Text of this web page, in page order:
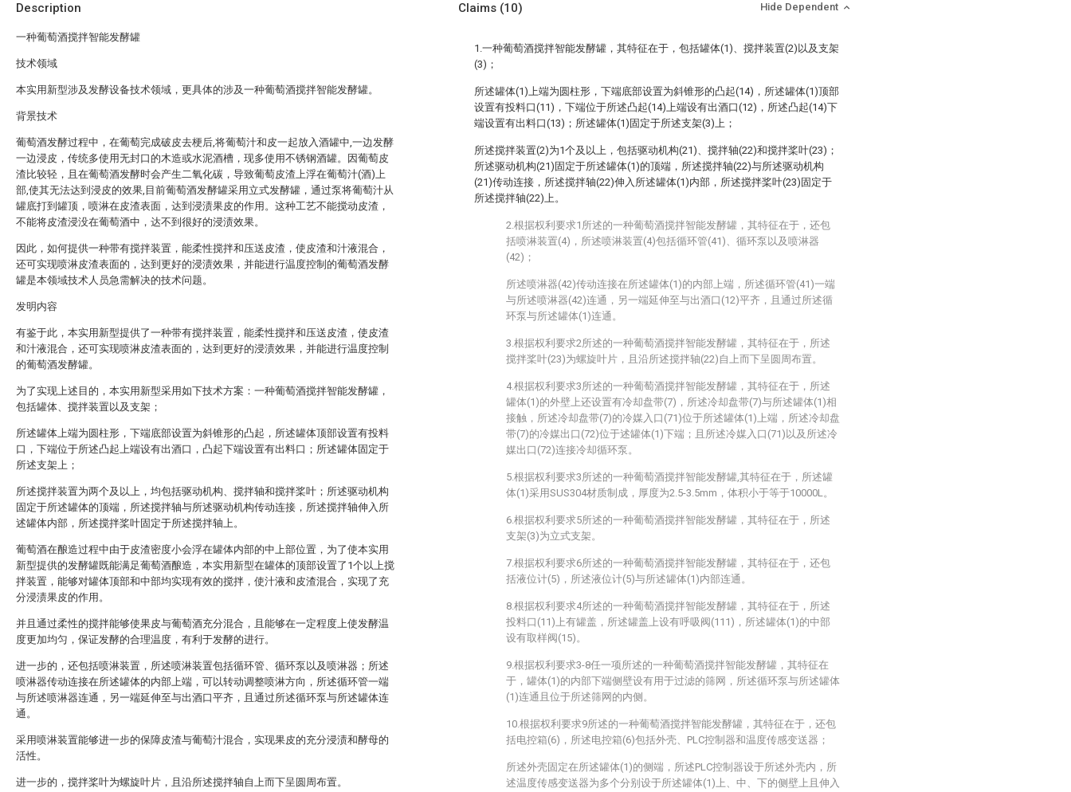
Description
一种葡萄酒搅拌智能发酵罐
技术领域
本实用新型涉及发酵设备技术领域，更具体的涉及一种葡萄酒搅拌智能发酵罐。
背景技术
葡萄酒发酵过程中，在葡萄完成破皮去梗后,将葡萄汁和皮一起放入酒罐中,一边发酵
一边浸皮，传统多使用无封口的木造或水泥酒槽，现多使用不锈钢酒罐。因葡萄皮
渣比较轻，且在葡萄酒发酵时会产生二氧化碳，导致葡萄皮渣上浮在葡萄汁(酒)上
部,使其无法达到浸皮的效果,目前葡萄酒发酵罐采用立式发酵罐，通过泵将葡萄汁从
罐底打到罐顶，喷淋在皮渣表面，达到浸渍果皮的作用。这种工艺不能搅动皮渣，
不能将皮渣浸没在葡萄酒中，达不到很好的浸渍效果。
因此，如何提供一种带有搅拌装置，能柔性搅拌和压送皮渣，使皮渣和汁液混合，
还可实现喷淋皮渣表面的，达到更好的浸渍效果，并能进行温度控制的葡萄酒发酵
罐是本领域技术人员急需解决的技术问题。
发明内容
有鉴于此，本实用新型提供了一种带有搅拌装置，能柔性搅拌和压送皮渣，使皮渣
和汁液混合，还可实现喷淋皮渣表面的，达到更好的浸渍效果，并能进行温度控制
的葡萄酒发酵罐。
为了实现上述目的，本实用新型采用如下技术方案：一种葡萄酒搅拌智能发酵罐，
包括罐体、搅拌装置以及支架；
所述罐体上端为圆柱形，下端底部设置为斜锥形的凸起，所述罐体顶部设置有投料
口，下端位于所述凸起上端设有出酒口，凸起下端设置有出料口；所述罐体固定于
所述支架上；
所述搅拌装置为两个及以上，均包括驱动机构、搅拌轴和搅拌桨叶；所述驱动机构
固定于所述罐体的顶端，所述搅拌轴与所述驱动机构传动连接，所述搅拌轴伸入所
述罐体内部，所述搅拌桨叶固定于所述搅拌轴上。
葡萄酒在酿造过程中由于皮渣密度小会浮在罐体内部的中上部位置，为了使本实用
新型提供的发酵罐既能满足葡萄酒酿造，本实用新型在罐体的顶部设置了1个以上搅
拌装置，能够对罐体顶部和中部均实现有效的搅拌，使汁液和皮渣混合，实现了充
分浸渍果皮的作用。
并且通过柔性的搅拌能够使果皮与葡萄酒充分混合，且能够在一定程度上使发酵温
度更加均匀，保证发酵的合理温度，有利于发酵的进行。
进一步的，还包括喷淋装置，所述喷淋装置包括循环管、循环泵以及喷淋器；所述
喷淋器传动连接在所述罐体的内部上端，可以转动调整喷淋方向，所述循环管一端
与所述喷淋器连通，另一端延伸至与出酒口平齐，且通过所述循环泵与所述罐体连
通。
采用喷淋装置能够进一步的保障皮渣与葡萄汁混合，实现果皮的充分浸渍和酵母的
活性。
进一步的，搅拌桨叶为螺旋叶片，且沿所述搅拌轴自上而下呈圆周布置。
Claims (10) Hide Dependent
1.一种葡萄酒搅拌智能发酵罐，其特征在于，包括罐体(1)、搅拌装置(2)以及支架
(3)；
所述罐体(1)上端为圆柱形，下端底部设置为斜锥形的凸起(14)，所述罐体(1)顶部
设置有投料口(11)，下端位于所述凸起(14)上端设有出酒口(12)，所述凸起(14)下
端设置有出料口(13)；所述罐体(1)固定于所述支架(3)上；
所述搅拌装置(2)为1个及以上，包括驱动机构(21)、搅拌轴(22)和搅拌桨叶(23)；
所述驱动机构(21)固定于所述罐体(1)的顶端，所述搅拌轴(22)与所述驱动机构
(21)传动连接，所述搅拌轴(22)伸入所述罐体(1)内部，所述搅拌桨叶(23)固定于
所述搅拌轴(22)上。
2.根据权利要求1所述的一种葡萄酒搅拌智能发酵罐，其特征在于，还包
括喷淋装置(4)，所述喷淋装置(4)包括循环管(41)、循环泵以及喷淋器
(42)；
所述喷淋器(42)传动连接在所述罐体(1)的内部上端，所述循环管(41)一端
与所述喷淋器(42)连通，另一端延伸至与出酒口(12)平齐，且通过所述循
环泵与所述罐体(1)连通。
3.根据权利要求2所述的一种葡萄酒搅拌智能发酵罐，其特征在于，所述
搅拌桨叶(23)为螺旋叶片，且沿所述搅拌轴(22)自上而下呈圆周布置。
4.根据权利要求3所述的一种葡萄酒搅拌智能发酵罐，其特征在于，所述
罐体(1)的外壁上还设置有冷却盘带(7)，所述冷却盘带(7)与所述罐体(1)相
接触，所述冷却盘带(7)的冷媒入口(71)位于所述罐体(1)上端，所述冷却盘
带(7)的冷媒出口(72)位于述罐体(1)下端；且所述冷媒入口(71)以及所述冷
媒出口(72)连接冷却循环泵。
5.根据权利要求3所述的一种葡萄酒搅拌智能发酵罐,其特征在于，所述罐
体(1)采用SUS304材质制成，厚度为2.5-3.5mm，体积小于等于10000L。
6.根据权利要求5所述的一种葡萄酒搅拌智能发酵罐，其特征在于，所述
支架(3)为立式支架。
7.根据权利要求6所述的一种葡萄酒搅拌智能发酵罐，其特征在于，还包
括液位计(5)，所述液位计(5)与所述罐体(1)内部连通。
8.根据权利要求4所述的一种葡萄酒搅拌智能发酵罐，其特征在于，所述
投料口(11)上有罐盖，所述罐盖上设有呼吸阀(111)，所述罐体(1)的中部
设有取样阀(15)。
9.根据权利要求3-8任一项所述的一种葡萄酒搅拌智能发酵罐，其特征在
于，罐体(1)的内部下端侧壁设有用于过滤的筛网，所述循环泵与所述罐体
(1)连通且位于所述筛网的内侧。
10.根据权利要求9所述的一种葡萄酒搅拌智能发酵罐，其特征在于，还包
括电控箱(6)，所述电控箱(6)包括外壳、PLC控制器和温度传感变送器；
所述外壳固定在所述罐体(1)的侧端，所述PLC控制器设于所述外壳内，所
述温度传感变送器为多个分别设于所述罐体(1)上、中、下的侧壁上且伸入